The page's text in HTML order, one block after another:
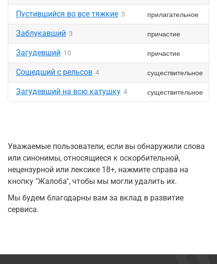
Пустившийся во все тяжкие 5 прилагательное
Заблукавший 3 причастие
Загудевший 10 причастие
Сошедший с рельсов 4 существительное
Загудевший на всю катушку 4 существительное
Уважаемые пользователи, если вы обнаружили слова
или синонимы, относящиеся к оскорбительной,
нецензурной или лексике 18+, нажмите справа на
кнопку "Жалоба", чтобы мы могли удалить их.
Мы будем благодарны вам за вклад в развитие
сервиса.